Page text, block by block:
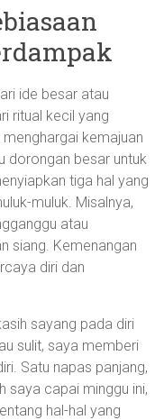
ide besar atau
ritual kecil yang
kemajuan
dorongan besar untuk
tiga hal yang
muluk. Misalnya,
atau
siang. Kemenangan
diri dan
sayang pada diri
sulit, saya memberi
Satu napas panjang,
saya capai minggu ini,
hal-hal yang